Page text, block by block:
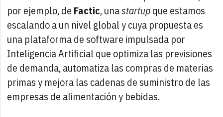
por ejemplo, de Factic, unastartupque estamos
escalando a un nivel global y cuya propuesta es
una plataforma de software impulsada por
Inteligencia Artificial que optimiza las previsiones
de demanda, automatiza las compras de materias
primas y mejora las cadenas de suministro de las
empresas de alimentación y bebidas.